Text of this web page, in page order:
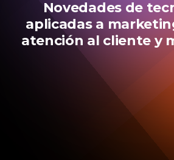
Novedades de
aplicadas a
atención al cliente y